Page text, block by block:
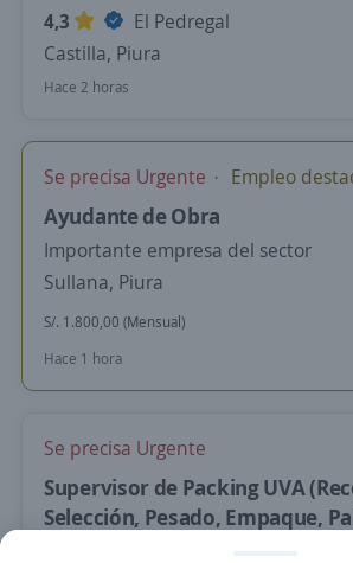
4,3
El Pedregal
Castilla, Piura
Hace 2 horas
Se precisa Urgente Empleo
Ayudante de Obra
Importante empresa del sector
Sullana, Piura
S/. 1.800,00 (Mensual)
Hace 1 hora
Se precisa Urgente
Supervisor de Packing UVA
Selección, Pesado, Empaque,